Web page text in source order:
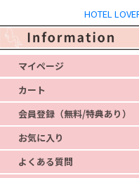
HOTEL
マイページ
カート
会員登録（無料/特典あり）
お気に入り
よくある質問